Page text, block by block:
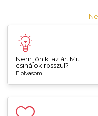
Nem jön ki az ár. Mit
csinálok rosszul?
Elolvasom